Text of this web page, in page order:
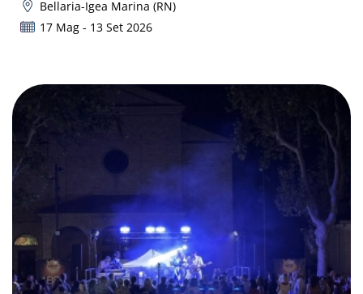
Bellaria-Igea Marina (RN)
17 Mag - 13 Set 2026